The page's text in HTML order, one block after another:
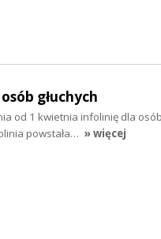
głuchych
od 1 kwietnia infolinię dla
powstała… » więcej